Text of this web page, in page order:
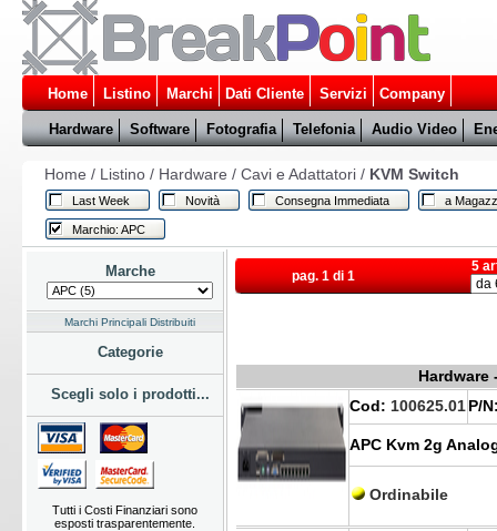
Home Listino Marchi Dati Cliente Servizi Company
Hardware Software Fotografia Telefonia Audio Video
Home / Listino/ Hardware / Cavi e Adattatori/ KVM Switch
Last Week Novità Consegna Immediata a
Marchio: APC
Marche
Marchi Principali Distribuiti
Categorie
Scegli solo i prodotti...
Tutti i Costi Finanziari sono
esposti trasparentemente.
pag. 1 di 1
5
Cod: 100625.01 P/
APC Kvm 2g
Ordinabile